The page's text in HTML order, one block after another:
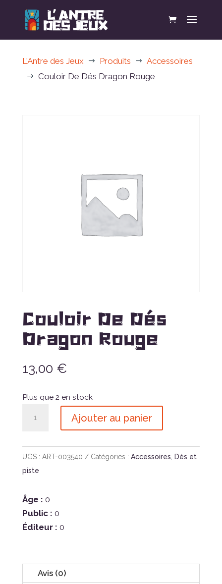
L'Antre des Jeux $ Produits $ Accessoires
$ Couloir De Dés Dragon Rouge
Couloir De Dés
Dragon Rouge
13,00 €
Plus que 2 en stock
De
Dés
Rouge
Ajouter au panier
UGS : ART-003540 Catégories : Accessoires, Dés et
piste
Âge : 0
Public : 0
Éditeur : 0
Avis (0)